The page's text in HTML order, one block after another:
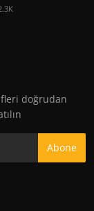
doğrudan
Abone